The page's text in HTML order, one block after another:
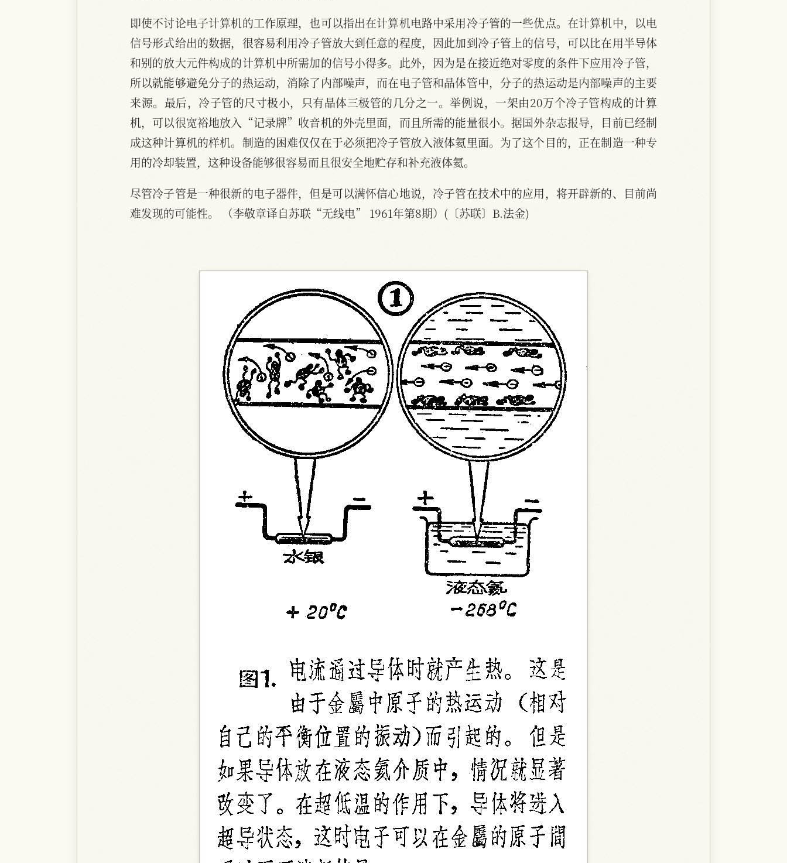
即使不讨论电子计算机的工作原理，也可以指出在计算机电路中采用冷子管的一些优点。在计算机中，以电
信号形式给出的数据，很容易利用冷子管放大到任意的程度，因此加到冷子管上的信号，可以比在用半导体
和别的放大元件构成的计算机中所需加的信号小得多。此外，因为是在接近绝对零度的条件下应用冷子管，
所以就能够避免分子的热运动，消除了内部噪声，而在电子管和晶体管中，分子的热运动是内部噪声的主要
来源。最后，冷子管的尺寸极小，只有晶体三极管的几分之一。举例说，一架由20万个冷子管构成的计算
机，可以很宽裕地放入“记录牌”收音机的外壳里面，而且所需的能量很小。据国外杂志报导，目前已经制
成这种计算机的样机。制造的困难仅仅在于必须把冷子管放入液体氦里面。为了这个目的，正在制造一种专
用的冷却装置，这种设备能够很容易而且很安全地贮存和补充液体氦。
尽管冷子管是一种很新的电子器件，但是可以满怀信心地说，冷子管在技术中的应用，将开辟新的、目前尚
难发现的可能性。 （李敬章译自苏联“无线电” 1961年第8期）(〔苏联〕В.法金)